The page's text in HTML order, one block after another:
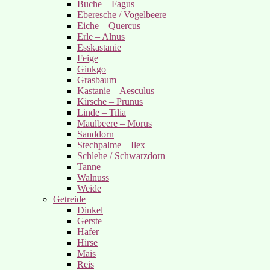
Buche – Fagus
Eberesche / Vogelbeere
Eiche – Quercus
Erle – Alnus
Esskastanie
Feige
Ginkgo
Grasbaum
Kastanie – Aesculus
Kirsche – Prunus
Linde – Tilia
Maulbeere – Morus
Sanddorn
Stechpalme – Ilex
Schlehe / Schwarzdorn
Tanne
Walnuss
Weide
Getreide
Dinkel
Gerste
Hafer
Hirse
Mais
Reis